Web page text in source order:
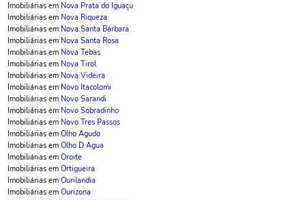
Imobiliárias em Nova Prata do Iguaçu
Imobiliárias em Nova Riqueza
Imobiliárias em Nova Santa Bárbara
Imobiliárias em Nova Santa Rosa
Imobiliárias em Nova Tebas
Imobiliárias em Nova Tirol
Imobiliárias em Nova Videira
Imobiliárias em Novo Itacolomi
Imobiliárias em Novo Sarandi
Imobiliárias em Novo Sobradinho
Imobiliárias em Novo Tres Passos
Imobiliárias em Olho Agudo
Imobiliárias em Olho D Agua
Imobiliárias em Oroite
Imobiliárias em Ortigueira
Imobiliárias em Ourilandia
Imobiliárias em Ourizona